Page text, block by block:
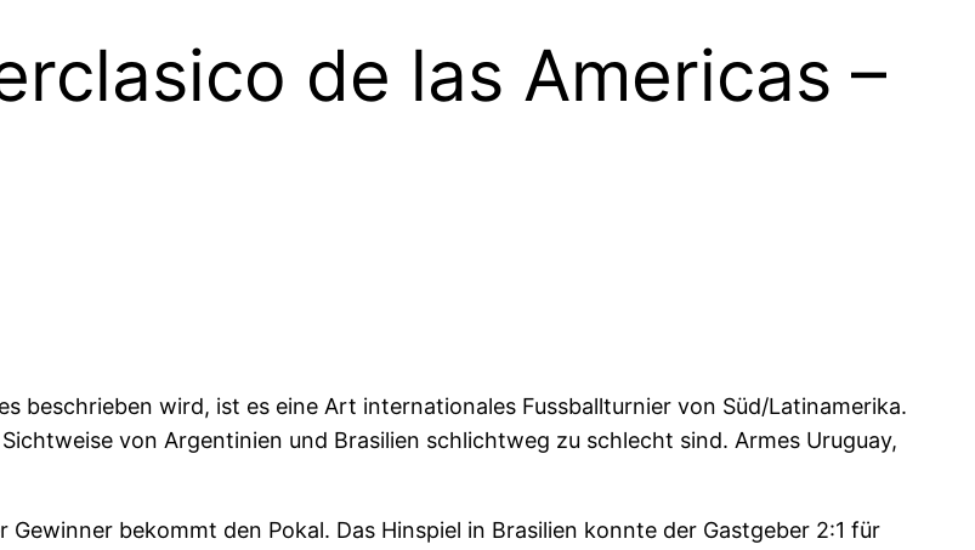
de las Americas –
beschrieben wird, ist es eine Art internationales Fussballturnier von Süd/Latinamerika.
von Argentinien und Brasilien schlichtweg zu schlecht sind. Armes Uruguay,
bekommt den Pokal. Das Hinspiel in Brasilien konnte der Gastgeber 2:1 für